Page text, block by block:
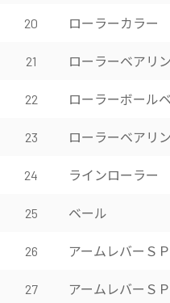
20 ローラーカラー
21 ローラーベアリ
22 ローラーボール
23 ローラーベアリ
24 ラインローラー
25 ベール
26 アームレバーＳ
27 アームレバーＳＰ